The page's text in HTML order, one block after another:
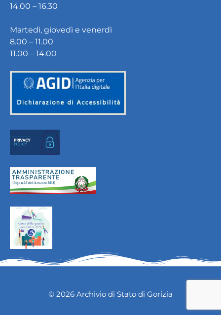
14.00 – 16.30
Martedì, giovedì e venerdì
8.00 – 11.00
11.00 – 14.00
© 2026 Archivio di Stato di Gorizia